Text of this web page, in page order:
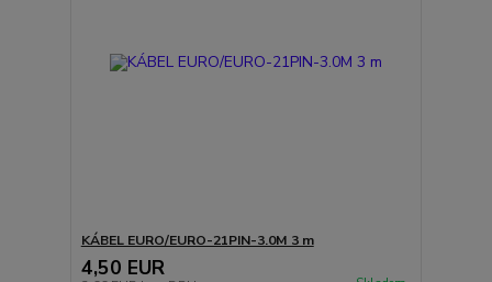
KÁBEL EURO/EURO-21PIN-3.0M 3 m
4,50 EUR